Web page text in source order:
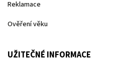
Reklamace
Ověření věku
UŽITEČNÉ INFORMACE